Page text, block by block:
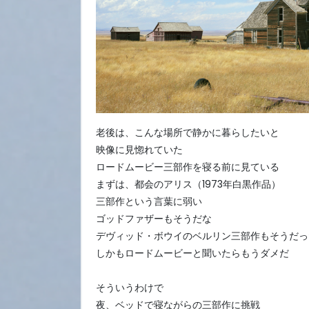
老後は、こんな場所で静かに暮らしたいと
映像に見惚れていた
ロードムービー三部作を寝る前に見ている
まずは、都会のアリス（1973年白黒作品）
三部作という言葉に弱い
ゴッドファザーもそうだな
デヴィッド・ボウイのベルリン三部作もそうだ
しかもロードムービーと聞いたらもうダメだ
そういうわけで
夜、ベッドで寝ながらの三部作に挑戦